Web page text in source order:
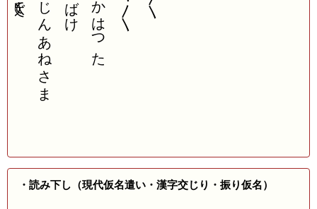
・読み下し（現代仮名遣い・漢字交じり・振り仮名）